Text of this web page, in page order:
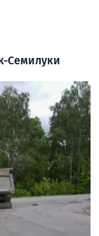
Семилуки